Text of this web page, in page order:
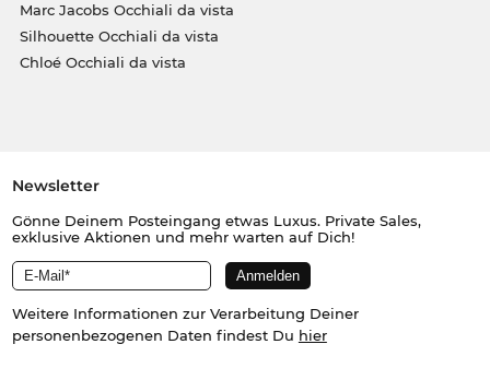
Marc Jacobs Occhiali da vista
Silhouette Occhiali da vista
Chloé Occhiali da vista
Newsletter
Gönne Deinem Posteingang etwas Luxus. Private Sales,
exklusive Aktionen und mehr warten auf Dich!
Weitere Informationen zur Verarbeitung Deiner
personenbezogenen Daten findest Du hier